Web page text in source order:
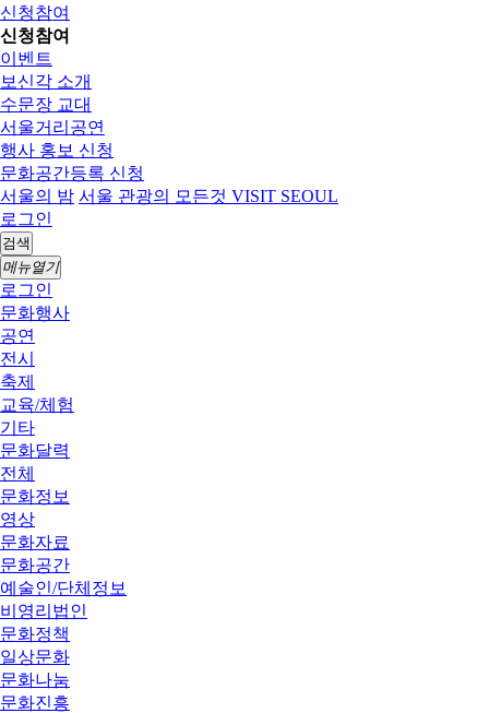
신청참여
신청참여
이벤트
보신각 소개
수문장 교대
서울거리공연
행사 홍보 신청
문화공간등록 신청
서울의 밤 서울 관광의 모든것 VISIT SEOUL
로그인
검색
메뉴열기
로그인
문화행사
공연
전시
축제
교육/체험
기타
문화달력
전체
문화정보
영상
문화자료
문화공간
예술인/단체정보
비영리법인
문화정책
일상문화
문화나눔
문화진흥